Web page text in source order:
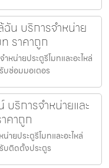
น บริการจำหน่าย
ราคาถูก
หน่ายประตูรีโมทและอะไหล่
ซ่อมมอเตอร
ริการจำหน่ายและ
คาถูก
ยประตูรีโมทและอะไหล่
บติดตั้งประตูร